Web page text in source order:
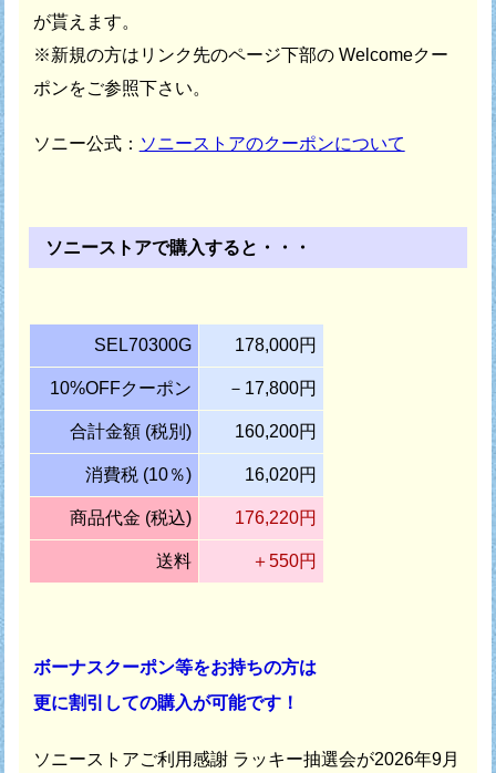
が貰えます。
※新規の方はリンク先のページ下部の Welcomeクー
ポンをご参照下さい。
ソニー公式： ソニーストアのクーポンについて
ソニーストアで購入すると・・・
SEL70300G 178,000円
10%OFFクーポン －17,800円
合計金額 (税別) 160,200円
消費税 (10％) 16,020円
商品代金 (税込) 176,220円
送料 ＋550円
ボーナスクーポン等をお持ちの方は
更に割引しての購入が可能です！
ソニーストアご利用感謝 ラッキー抽選会が2026年9月